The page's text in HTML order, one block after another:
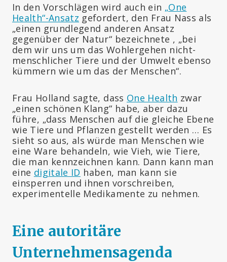
In den Vorschlägen wird auch ein „One
Health“-Ansatz gefordert, den Frau Nass als
„einen grundlegend anderen Ansatz
gegenüber der Natur“ bezeichnete , „bei
dem wir uns um das Wohlergehen nicht-
menschlicher Tiere und der Umwelt ebenso
kümmern wie um das der Menschen“.
Frau Holland sagte, dass One Health zwar
„einen schönen Klang“ habe, aber dazu
führe, „dass Menschen auf die gleiche Ebene
wie Tiere und Pflanzen gestellt werden … Es
sieht so aus, als würde man Menschen wie
eine Ware behandeln, wie Vieh, wie Tiere,
die man kennzeichnen kann. Dann kann man
eine digitale ID haben, man kann sie
einsperren und ihnen vorschreiben,
experimentelle Medikamente zu nehmen.
Eine autoritäre
Unternehmensagenda